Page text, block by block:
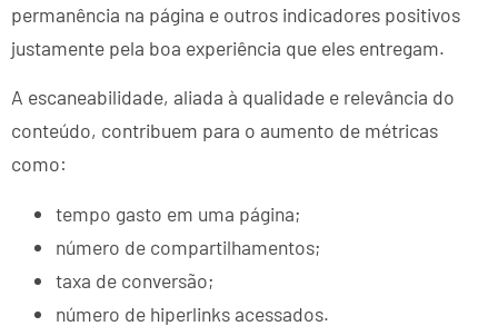
permanência na página e outros indicadores positivos
justamente pela boa experiência que eles entregam.
A escaneabilidade, aliada à qualidade e relevância do
conteúdo, contribuem para o aumento de métricas
como:
tempo gasto em uma página;
número de compartilhamentos;
taxa de conversão;
número de hiperlinks acessados.